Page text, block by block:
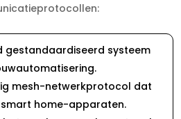
gestandaardiseerd systeem
mesh-netwerkprotocol dat
home-apparaten.​